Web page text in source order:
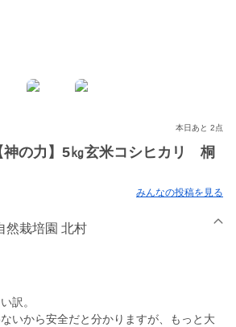
本日あと 2点
神の力】5㎏玄米コシヒカリ 桐
みんなの投稿を見る
然栽培園 北村
訳。
いから安全だと分かりますが、もっと大